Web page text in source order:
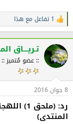
ا
ل
ت
ف
ا
ع
ا
:
1 تفاعل مع هذا
تـريـــاق
:: عضو مُتميز ::
8 جوان 2016
رد:
المنتدى)